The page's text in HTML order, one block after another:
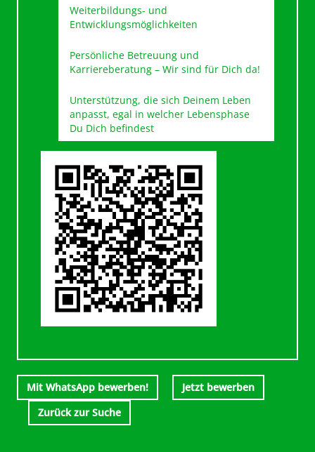
und angenehmes Arbeitsumfeld
Entwicklungsmöglichkeiten
Karriereberatung – Wir sind für Dich da!
Unterstützung, die sich Deinem Leben
anpasst, egal in welcher Lebensphase
Mit WhatsApp bewerben!